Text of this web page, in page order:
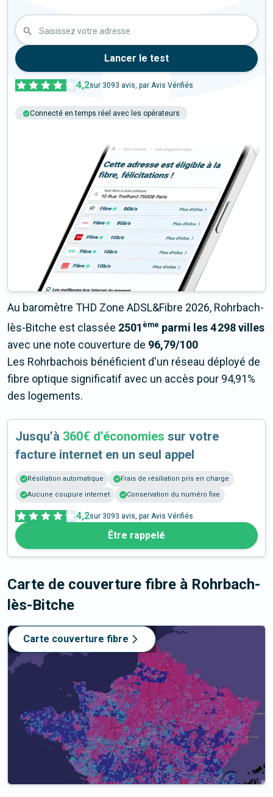
Saisissez votre adresse
Lancer le test
4,2sur 3093 avis, par Avis Vérifiés
Connecté en temps réel avec les opérateurs
Au baromètre THD Zone ADSL&Fibre 2026, Rohrbach-
lès-Bitche est classée 2501 ème parmi les 4 298 villes
avec une note couverture de 96,79/100
Les Rohrbachois bénéficient d'un réseau déployé de
fibre optique significatif avec un accès pour 94,91%
des logements.
Jusqu’à 360€ d’économies sur votre
facture internet en un seul appel
Résiliation automatique
Frais de résiliation pris en charge
Aucune coupure internet
Conservation du numéro fixe
4,2sur 3093 avis, par Avis Vérifiés
Être rappelé
Carte de couverture fibre à Rohrbach-
lès-Bitche
Carte couverture fibre